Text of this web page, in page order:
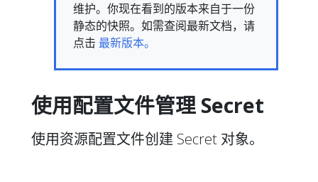
维护。你现在看到的版本来自于一份
静态的快照。如需查阅最新文档，请
点击 最新版本。
使用配置文件管理 Secret
使用资源配置文件创建 Secret 对象。